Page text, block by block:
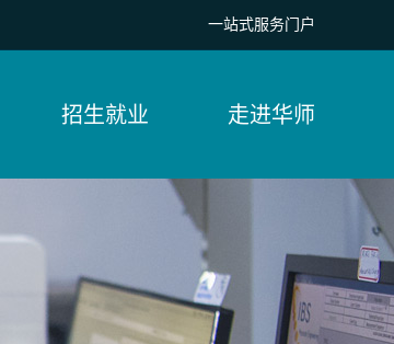
一站式服务门户
招生就业 走进华师